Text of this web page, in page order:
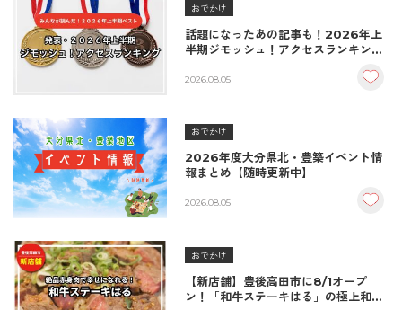
おでかけ
話題になったあの記事も！2026年上
半期ジモッシュ！アクセスランキング
2026.08.05
おでかけ
2026年度大分県北・豊築イベント情
報まとめ【随時更新中】
2026.08.05
おでかけ
【新店舗】豊後高田市に8/1オープ
ン！「和牛ステーキはる」の極上和牛